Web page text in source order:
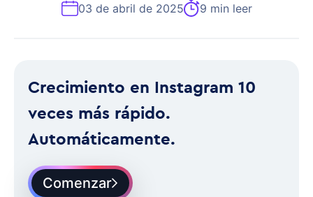
03 de abril de 2025 9 min leer
Crecimiento en Instagram 10
veces más rápido.
Automáticamente.
Comenzar